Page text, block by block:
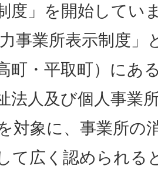
度」を開始してい
事業所表示制度」
町・平取町）にあ
法人及び個人事業
対象に、事業所の
て広く認められる